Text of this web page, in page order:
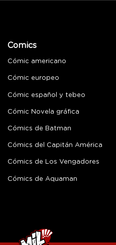
Comics
Cómic americano
Cómic europeo
Cómic español y tebeo
Cómic Novela gráfica
Cómics de Batman
Cómics del Capitán América
Cómics de Los Vengadores
Cómics de Aquaman